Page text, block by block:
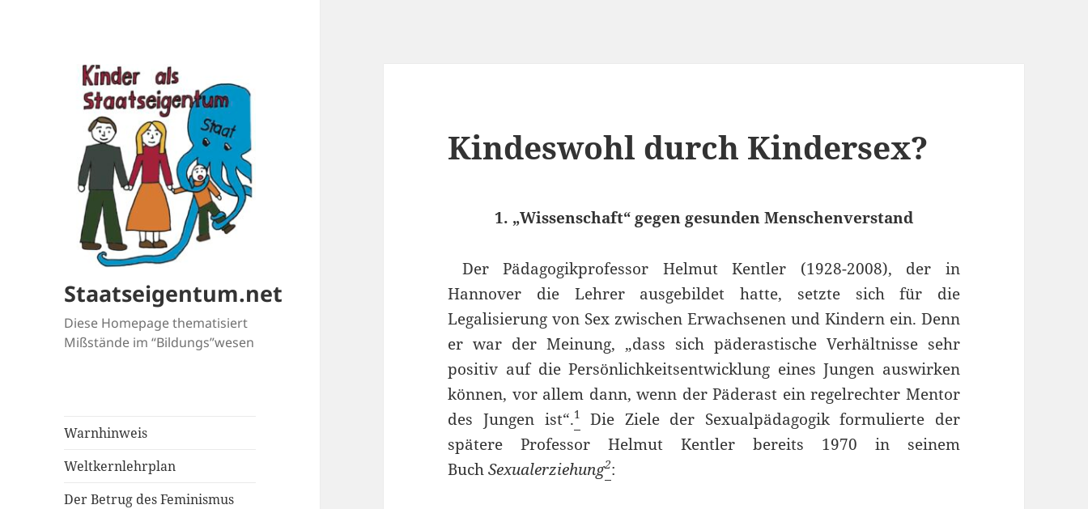
Staatseigentum.net
Diese Homepage thematisiert
Mißstände im “Bildungs”wesen
Warnhinweis
Weltkernlehrplan
Der Betrug des Feminismus
Kindeswohl durch Kindersex?
1. „Wissenschaft“ gegen gesunden Menschenverstand
Der Pädagogikprofessor Helmut Kentler (1928-2008), der in
Hannover die Lehrer ausgebildet hatte, setzte sich für die
Legalisierung von Sex zwischen Erwachsenen und Kindern ein. Denn
er war der Meinung, „dass sich päderastische Verhältnisse sehr
positiv auf die Persönlichkeitsentwicklung eines Jungen auswirken
können, vor allem dann, wenn der Päderast ein regelrechter Mentor
des Jungen ist“.1
Die Ziele der Sexualpädagogik formulierte der
spätere Professor Helmut Kentler bereits 1970 in seinem
BuchSexualerziehung2: